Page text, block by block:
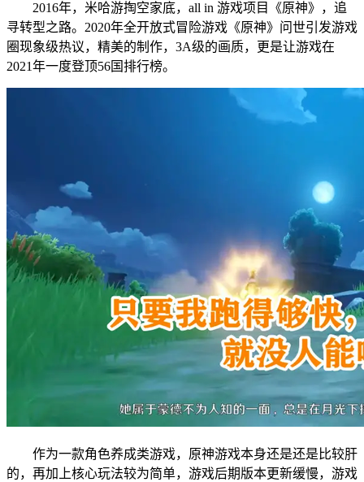
2016年，米哈游掏空家底，all in 游戏项目《原神》，追
寻转型之路。2020年全开放式冒险游戏《原神》问世引发游戏
圈现象级热议，精美的制作，3A级的画质，更是让游戏在
2021年一度登顶56国排行榜。
作为一款角色养成类游戏，原神游戏本身还是还是比较肝
的，再加上核心玩法较为简单，游戏后期版本更新缓慢，游戏